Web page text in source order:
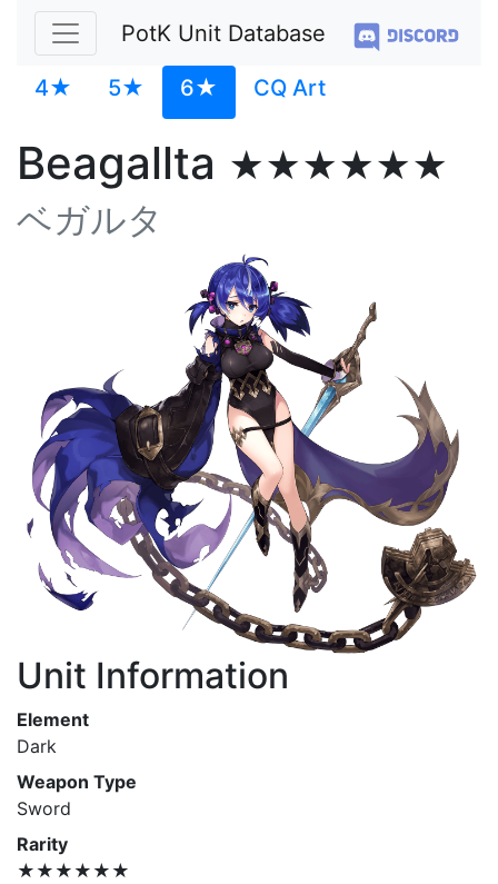
PotK Unit Database
4★ 5★ 6★ CQ Art
Beagallta ★★★★★★
ベガルタ
Unit Information
Element
Dark
Weapon Type
Sword
Rarity
★★★★★★